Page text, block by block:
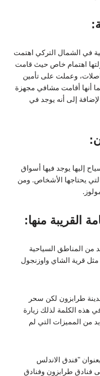
في الشمال التركي اهتمت
اهتمام خاص حيث قامت
وعملت على تأمين
أنها أقامت مشافي مجهزة
إلى أنه يوجد في
إليها يوجد فيها أسواق
التي يحتاجها الأشخاص. ومن
القريبة منها:
من المناطق السياحية
مثل قرية الشاي واوزنجول
طرابزون لكن سحر
هذه الكلمة لذلك زيارة
من المميزات التي لم
"فندق الاندلس
فنادق طرابزون وفنادق